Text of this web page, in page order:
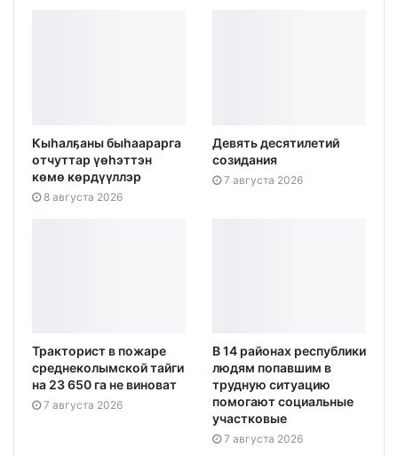
Кыһалҕаны быһаарарга
отчуттар үөһэттэн
көмө көрдүүллэр
8 августа 2026
Девять десятилетий
созидания
7 августа 2026
Тракторист в пожаре
среднеколымской тайги
на 23 650 га не виноват
7 августа 2026
В 14 районах республики
людям попавшим в
трудную ситуацию
помогают социальные
участковые
7 августа 2026